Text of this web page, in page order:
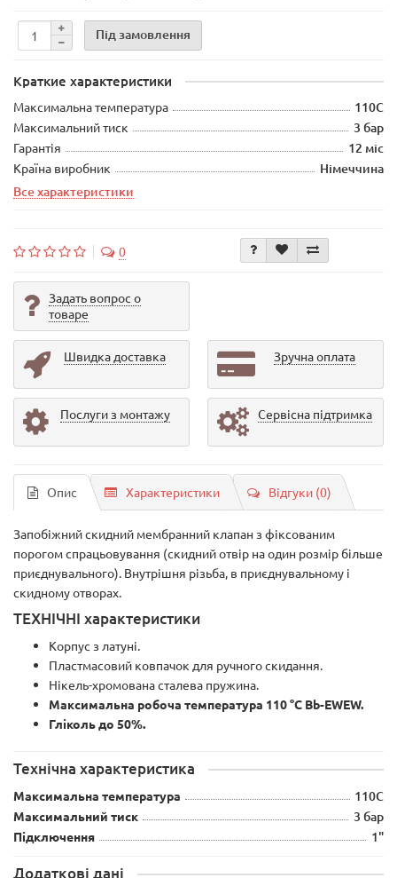
Під замовлення
Краткие характеристики
Максимальна температура 110С
Максимальний тиск 3 бар
Гарантія 12 міс
Країна виробник
Німеччина
Все характеристики
0
Задать вопрос о
товаре
Швидка доставка Зручна оплата
Послуги з монтажу Сервісна підтримка
Опис Характеристики Відгуки (0)
Запобіжний скидний мембранний клапан з фіксованим
порогом спрацьовування (скидний отвір на один розмір більше
приєднувального). Внутрішня різьба, в приєднувальному і
скидному отворах.
ТЕХНІЧНІ характеристики
Корпус з латуні.
Пластмасовий ковпачок для ручного скидання.
Нікель-хромована сталева пружина.
Максимальна робоча температура 110 °C Bb-EWEW.
Гліколь до 50%.
Технічна характеристика
Максимальна температура 110С
Максимальний тиск 3 бар
Підключення 1"
Додаткові дані